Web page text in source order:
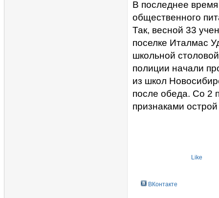
В последнее
общественного
Так, весной 33
поселке Италмас
школьной
полиции начали
из школ
после обеда. Со 2
признаками
Like
ВКонтакте